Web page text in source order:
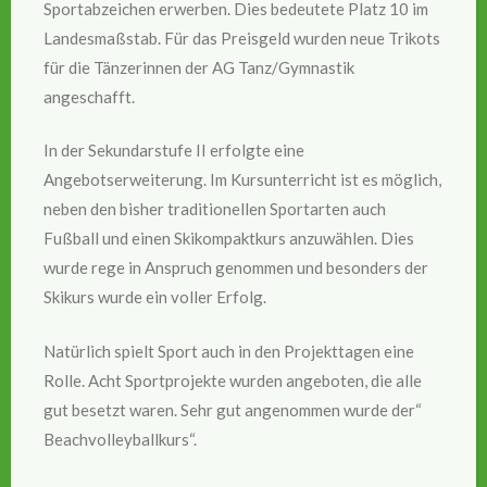
Sportabzeichen erwerben. Dies bedeutete Platz 10 im
Landesmaßstab. Für das Preisgeld wurden neue Trikots
für die Tänzerinnen der AG Tanz/Gymnastik
angeschafft.
In der Sekundarstufe II erfolgte eine
Angebotserweiterung. Im Kursunterricht ist es möglich,
neben den bisher traditionellen Sportarten auch
Fußball und einen Skikompaktkurs anzuwählen. Dies
wurde rege in Anspruch genommen und besonders der
Skikurs wurde ein voller Erfolg.
Natürlich spielt Sport auch in den Projekttagen eine
Rolle. Acht Sportprojekte wurden angeboten, die alle
gut besetzt waren. Sehr gut angenommen wurde der“
Beachvolleyballkurs“.